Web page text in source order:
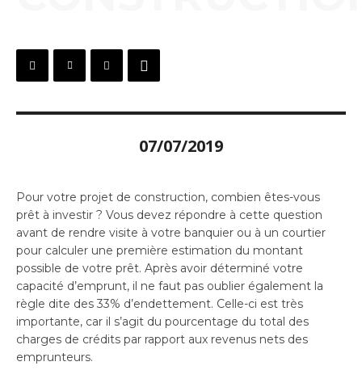
07/07/2019
Pour votre projet de construction, combien êtes-vous
prêt à investir ? Vous devez répondre à cette question
avant de rendre visite à votre banquier ou à un courtier
pour calculer une première estimation du montant
possible de votre prêt. Après avoir déterminé votre
capacité d’emprunt, il ne faut pas oublier également la
règle dite des 33% d’endettement. Celle-ci est très
importante, car il s’agit du pourcentage du total des
charges de crédits par rapport aux revenus nets des
emprunteurs.